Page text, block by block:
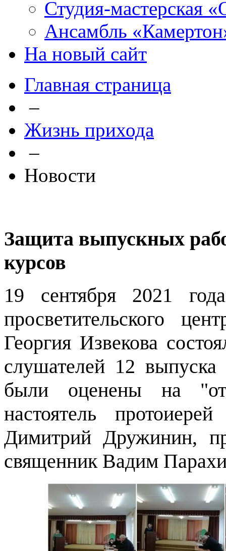
Студия-мастерская
Ансамбль
На новый сайт
Главная страница
–
Жизнь прихода
–
Новости
Защита выпускных
курсов
19 сентября 2021
просветительского
Георгия Извекова
слушателей 12 выпуска
были оценены на
настоятель
Димитрий Дружинин,
священник Вадим